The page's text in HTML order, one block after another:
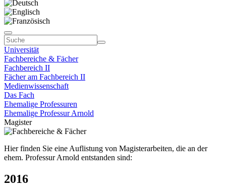
Universität
Fachbereiche & Fächer
Fachbereich II
Fächer am Fachbereich II
Medienwissenschaft
Das Fach
Ehemalige Professuren
Ehemalige Professur Arnold
Magister
Hier finden Sie eine Auflistung von Magisterarbeiten, die an der
ehem. Professur Arnold entstanden sind:
2016